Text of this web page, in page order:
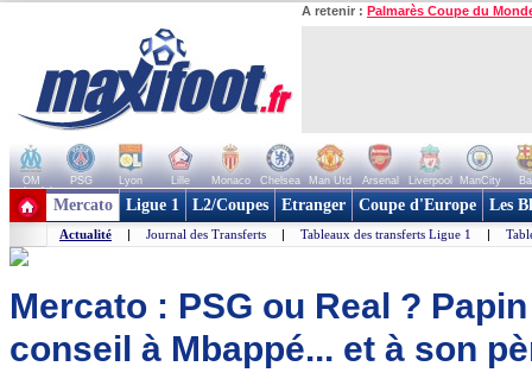
A retenir : Palmarès Coupe du
OM PSG Lyon Lille Monaco Chelsea Man Utd Arsenal Liverpool ManCity
+ de clubs
Mercato Ligue 1 L2/Coupes Etranger Coupe d'Europe Les
Actualité | Journal des Transferts | Tableaux des transferts Ligue 1 |
Mercato : PSG ou Real ?
conseil à Mbappé... et à son